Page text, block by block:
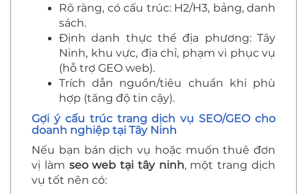
Rõ ràng, có cấu trúc: H2/H3, bảng, danh
sách.
Định danh thực thể địa phương: Tây
Ninh, khu vực, địa chỉ, phạm vi phục vụ
(hỗ trợ GEO web).
Trích dẫn nguồn/tiêu chuẩn khi phù
hợp (tăng độ tin cậy).
Gợi ý cấu trúc trang dịch vụ SEO/GEO cho
doanh nghiệp tại Tây Ninh
Nếu bạn bán dịch vụ hoặc muốn thuê đơn
vị làm seo web tại tây ninh, một trang dịch
vụ tốt nên có: